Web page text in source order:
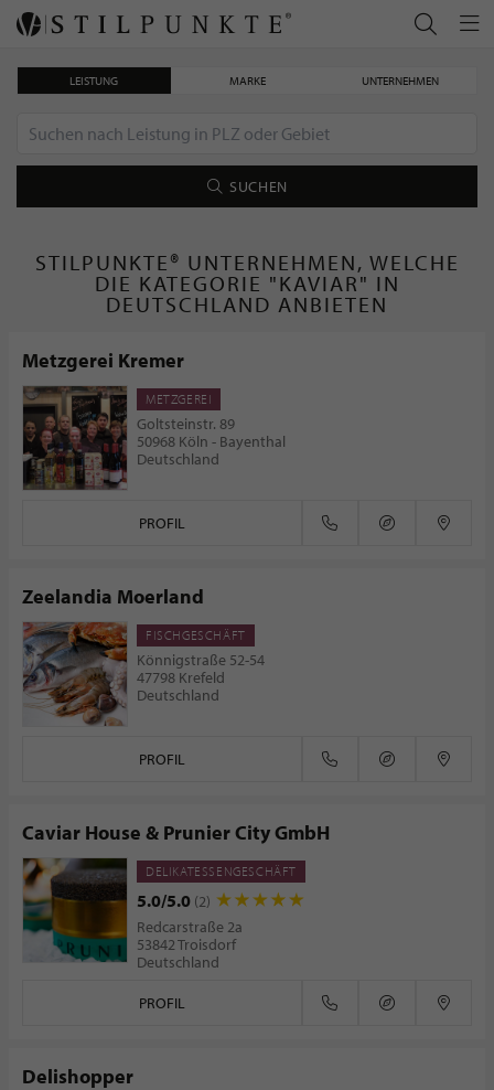
LEISTUNG MARKE UNTERNEHMEN
SUCHEN
STILPUNKTE® UNTERNEHMEN, WELCHE
DIE KATEGORIE "KAVIAR" IN
DEUTSCHLAND ANBIETEN
Metzgerei Kremer
METZGEREI
Goltsteinstr. 89
50968 Köln - Bayenthal
Deutschland
PROFIL
Zeelandia Moerland
FISCHGESCHÄFT
Könnigstraße 52-54
47798 Krefeld
Deutschland
PROFIL
Caviar House & Prunier City GmbH
DELIKATESSENGESCHÄFT
5.0/5.0 (2)
Redcarstraße 2a
53842 Troisdorf
Deutschland
PROFIL
Delishopper